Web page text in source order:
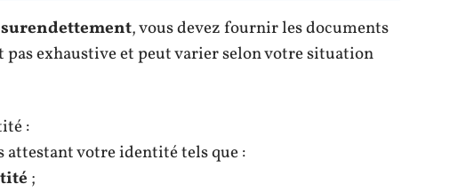
, vous devez fournir les documents
pas exhaustive et peut varier selon votre situation
:
attestant votre identité tels que :
;